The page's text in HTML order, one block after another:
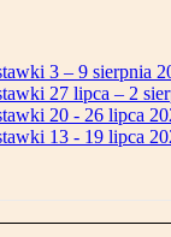
3 – 9 sierpnia
27 lipca – 2
20 - 26 lipca
13 - 19 lipca